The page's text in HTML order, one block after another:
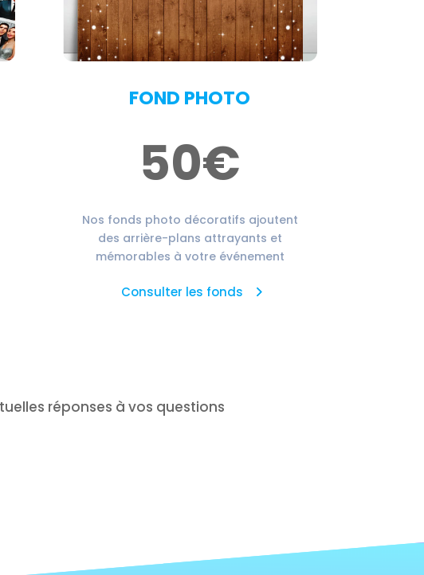
FOND PHOTO
50€
Nos fonds photo décoratifs ajoutent
des arrière-plans attrayants et
mémorables à votre événement
Consulter les fonds
réponses à vos questions